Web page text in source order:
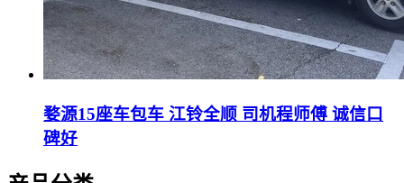
婺源15座车包车 江铃全顺 司机程师傅 诚信口
碑好